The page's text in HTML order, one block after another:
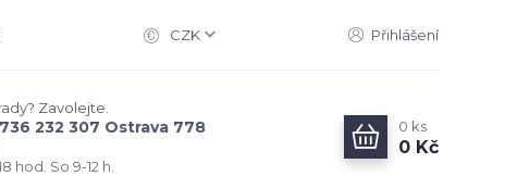
CZK Přihlášení
Zavolejte.
232 307 Ostrava 778
hod. So 9-12 h.
0 ks
0 Kč